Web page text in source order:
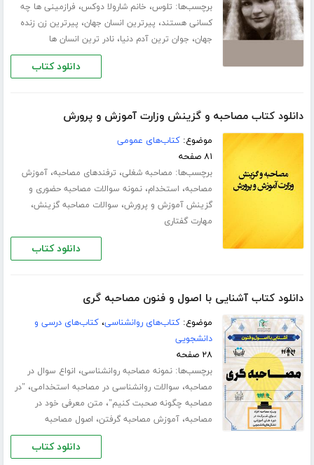
برچسب‌ها: تلوس، خانم شارولا دوکس، فرازمینی ها چه
کسانی هستند، پیرترین انسان جهان، پیرترین زن زنده
جهان، جوان ترین آدم دنیا،نادر ترین انسان ها
دانلود کتاب
دانلود کتاب مصاحبه و گزینش وزارت آموزش و پرورش
موضوع:کتاب‌های عمومی
۸۱ صفحه
برچسب‌ها: مصاحبه شغلی، ترفندهای مصاحبه،آموزش
مصاحبه، استخدام،نمونه سوالات مصاحبه حضوری و
گزینش آموزش و پرورش، سوالات مصاحبه گزینش،
مهارت گفتاری
دانلود کتاب
دانلود کتاب آشنایی با اصول و فنون مصاحبه گری
موضوع:کتاب‌های روانشناسی،کتاب‌های درسی و
دانشجویی
۲۸ صفحه
برچسب‌ها:نمونه مصاحبه روانشناسی، انواع سوال در
مصاحبه، سوالات روانشناسی در مصاحبه استخدامی، "در
مصاحبه چگونه صحبت کنیم"، متن معرفی خود در
مصاحبه،آموزش مصاحبه گرفتن، اصول مصاحبه
دانلود کتاب